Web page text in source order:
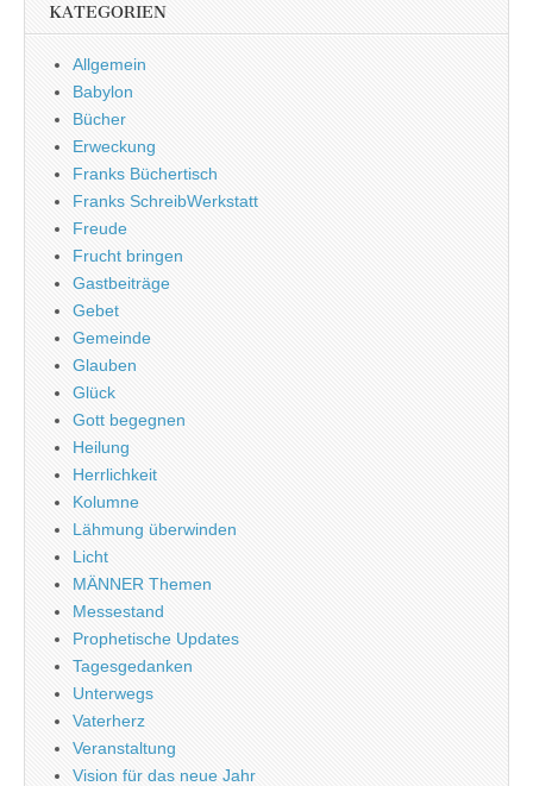
KATEGORIEN
Allgemein
Babylon
Bücher
Erweckung
Franks Büchertisch
Franks SchreibWerkstatt
Freude
Frucht bringen
Gastbeiträge
Gebet
Gemeinde
Glauben
Glück
Gott begegnen
Heilung
Herrlichkeit
Kolumne
Lähmung überwinden
Licht
MÄNNER Themen
Messestand
Prophetische Updates
Tagesgedanken
Unterwegs
Vaterherz
Veranstaltung
Vision für das neue Jahr